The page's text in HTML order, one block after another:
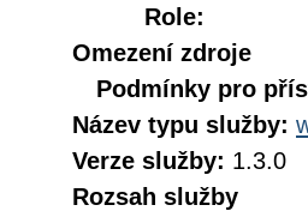
Role:
Omezení zdroje
Podmínky pro
Název typu služby:
Verze služby: 1.3.0
Rozsah služby